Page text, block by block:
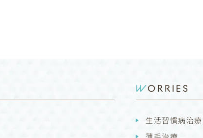
WORRIES
生活習慣病治療